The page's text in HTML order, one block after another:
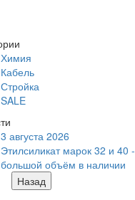
Химия
Кабель
Стройка
SALE
3 августа 2026
Этилсиликат марок 32 и 40 -
большой объём в наличии
Назад